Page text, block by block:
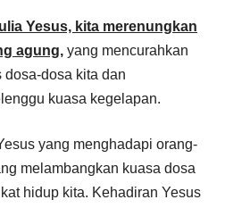
Yesus, kita merenungkan
agung, yang mencurahkan
dosa kita dan
kuasa kegelapan.
yang menghadapi orang-
melambangkan kuasa dosa
hidup kita. Kehadiran Yesus